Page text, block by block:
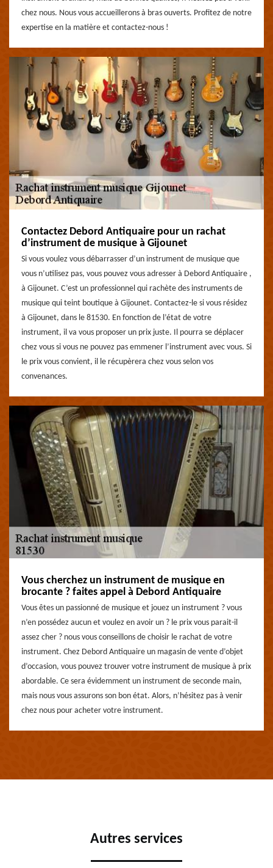
chez nous. Nous vous accueillerons à bras ouverts. Profitez de notre
expertise en la matière et contactez-nous !
Contactez Debord Antiquaire pour un rachat
d’instrument de musique à Gijounet
Si vous voulez vous débarrasser d’un instrument de musique que
vous n’utilisez pas, vous pouvez vous adresser à Debord Antiquaire ,
à Gijounet. C’est un professionnel qui rachète des instruments de
musique qui teint boutique à Gijounet. Contactez-le si vous résidez
à Gijounet, dans le 81530. En fonction de l’état de votre
instrument, il va vous proposer un prix juste. Il pourra se déplacer
chez vous si vous ne pouvez pas emmener l’instrument avec vous. Si
le prix vous convient, il le récupèrera chez vous selon vos
convenances.
Vous cherchez un instrument de musique en
brocante ? faites appel à Debord Antiquaire
Vous êtes un passionné de musique et jouez un instrument ? vous
n’en possédez aucun et voulez en avoir un ? le prix vous parait-il
assez cher ? nous vous conseillons de choisir le rachat de votre
instrument. Chez Debord Antiquaire un magasin de vente d’objet
d’occasion, vous pouvez trouver votre instrument de musique à prix
abordable. Ce sera évidemment un instrument de seconde main,
mais nous vous assurons son bon état. Alors, n’hésitez pas à venir
chez nous pour acheter votre instrument.
Autres services